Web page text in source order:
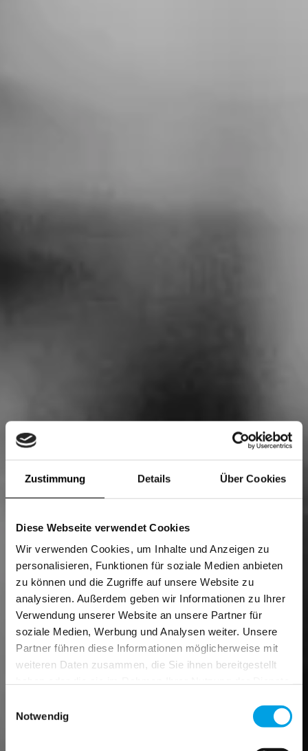
Zustimmung Details Über Cookies
Diese Webseite verwendet Cookies
Wir verwenden Cookies, um Inhalte und Anzeigen zu
personalisieren, Funktionen für soziale Medien anbieten
zu können und die Zugriffe auf unsere Website zu
analysieren. Außerdem geben wir Informationen zu Ihrer
Verwendung unserer Website an unsere Partner für
soziale Medien, Werbung und Analysen weiter. Unsere
Partner führen diese Informationen möglicherweise mit
weiteren Daten zusammen, die Sie ihnen bereitgestellt
Notwendig